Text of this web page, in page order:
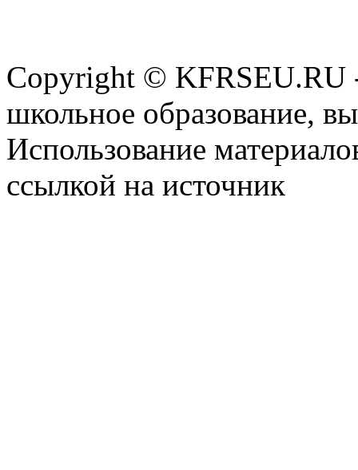
Copyright © KFRSEU.RU
школьное образование,
Использование
ссылкой на источник